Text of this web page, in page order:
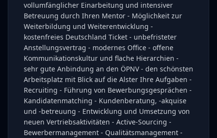
vollumfänglicher Einarbeitung und intensiver
Betreuung durch Ihren Mentor - Möglichkeit zur
Weiterbildung und Weiterentwicklung -
kostenfreies Deutschland Ticket - unbefristeter
Anstellungsvertrag - modernes Office - offene
Kommunikationskultur und flache Hierarchien -
sehr gute Anbindung an den ÖPNV - den schönsten
Arbeitsplatz mit Blick auf die Alster Ihre Aufgaben -
Recruiting - Führung von Bewerbungsgesprächen -
Kandidatenmatching - Kundenberatung, -akquise
und -betreuung - Entwicklung und Umsetzung von
neuen Vertriebsaktivitäten - Active-Sourcing -
Bewerbermanagement - Qualitätsmanagement -